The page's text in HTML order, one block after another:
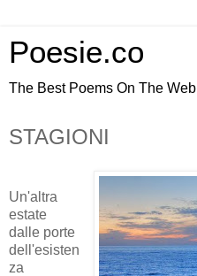
Poesie.co
The Best Poems On The Web |
STAGIONI
Un'altra
estate
dalle porte
dell'esisten
za